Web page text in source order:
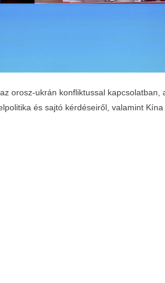
orosz-ukrán konfliktussal kapcsolatban,
és sajtó kérdéseiről, valamint Kína